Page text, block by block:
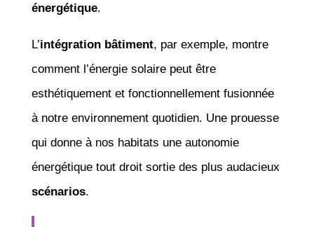
énergétique.
L’intégration bâtiment, par exemple, montre
comment l’énergie solaire peut être
esthétiquement et fonctionnellement fusionnée
à notre environnement quotidien. Une prouesse
qui donne à nos habitats une autonomie
énergétique tout droit sortie des plus audacieux
scénarios.